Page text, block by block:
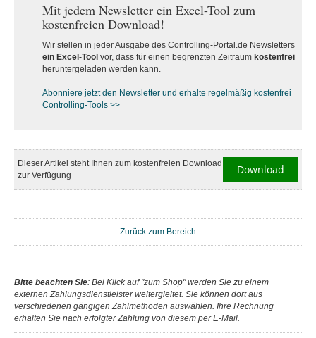
Mit jedem Newsletter ein Excel-Tool zum
kostenfreien Download!
Wir stellen in jeder Ausgabe des Controlling-Portal.de Newsletters
ein Excel-Tool vor, dass für einen begrenzten Zeitraum kostenfrei
heruntergeladen werden kann.
Abonniere jetzt den Newsletter und erhalte regelmäßig kostenfrei
Controlling-Tools >>
Dieser Artikel steht Ihnen zum kostenfreien Download
zur Verfügung
Download
Zurück zum Bereich
Bitte beachten Sie: Bei Klick auf "zum Shop" werden Sie zu einem
externen Zahlungsdienstleister weitergleitet. Sie können dort aus
verschiedenen gängigen Zahlmethoden auswählen. Ihre Rechnung
erhalten Sie nach erfolgter Zahlung von diesem per E-Mail.